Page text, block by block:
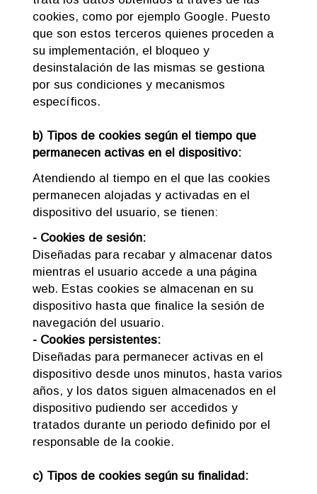
cookies, como por ejemplo Google. Puesto
que son estos terceros quienes proceden a
su implementación, el bloqueo y
desinstalación de las mismas se gestiona
por sus condiciones y mecanismos
específicos.
b) Tipos de cookies según el tiempo que
permanecen activas en el dispositivo:
Atendiendo al tiempo en el que las cookies
permanecen alojadas y activadas en el
dispositivo del usuario, se tienen:
- Cookies de sesión:
Diseñadas para recabar y almacenar datos
mientras el usuario accede a una página
web. Estas cookies se almacenan en su
dispositivo hasta que finalice la sesión de
navegación del usuario.
- Cookies persistentes:
Diseñadas para permanecer activas en el
dispositivo desde unos minutos, hasta varios
años, y los datos siguen almacenados en el
dispositivo pudiendo ser accedidos y
tratados durante un periodo definido por el
responsable de la cookie.
c) Tipos de cookies según su finalidad: